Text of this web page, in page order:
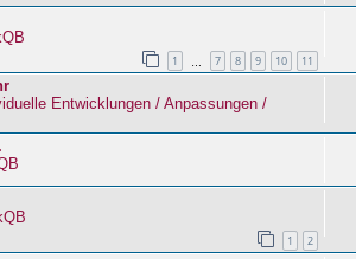
1 7 8 9 10 11
Entwicklungen / Anpassungen /
1 2